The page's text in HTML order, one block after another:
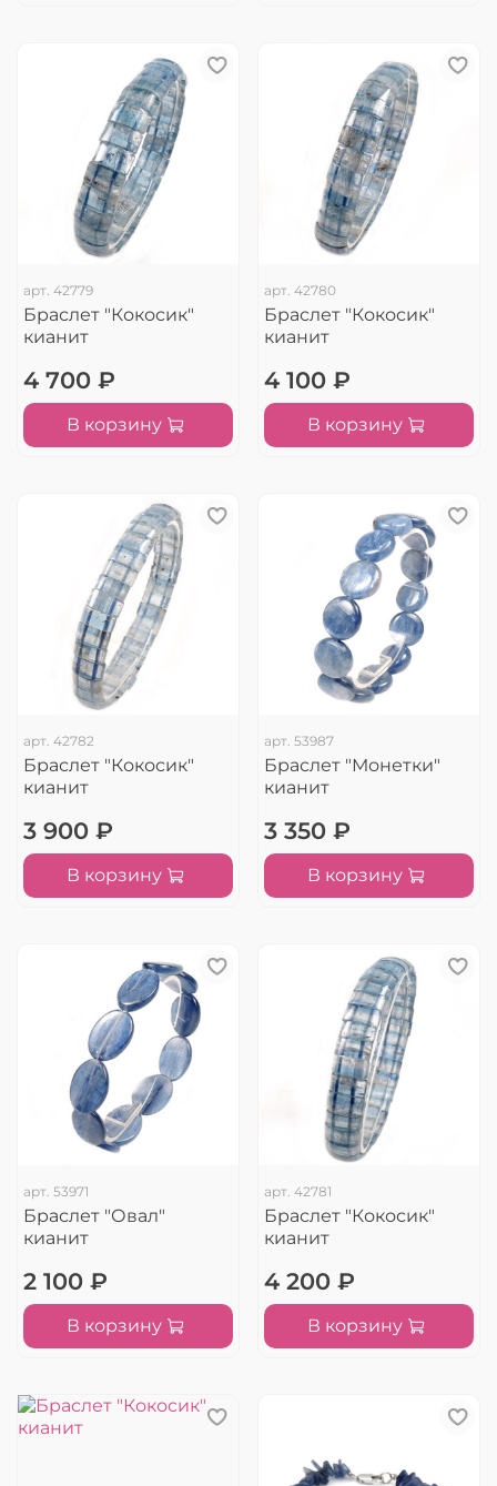
арт. 42779
Браслет "Кокосик"
кианит
4 700 ₽
В корзину
арт. 42780
Браслет "Кокосик"
кианит
4 100 ₽
В корзину
арт. 42782
Браслет "Кокосик"
кианит
3 900 ₽
В корзину
арт. 53987
Браслет "Монетки"
кианит
3 350 ₽
В корзину
арт. 53971
Браслет "Овал"
кианит
2 100 ₽
В корзину
арт. 42781
Браслет "Кокосик"
кианит
4 200 ₽
В корзину